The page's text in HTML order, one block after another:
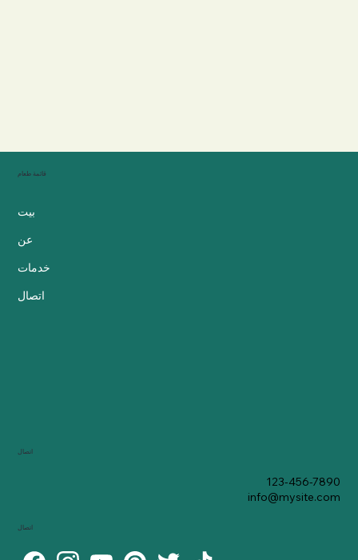
قائمة طعام
بيت
عن
خدمات
اتصال
اتصال
123-456-7890
info@mysite.com
اتصال